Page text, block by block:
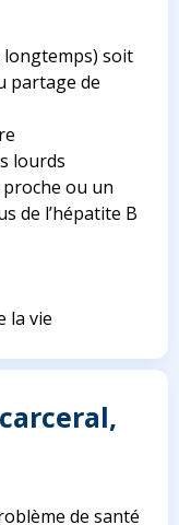
longtemps) soit
partage de
lourds
ou un
de l’hépatite B
la vie
de santé